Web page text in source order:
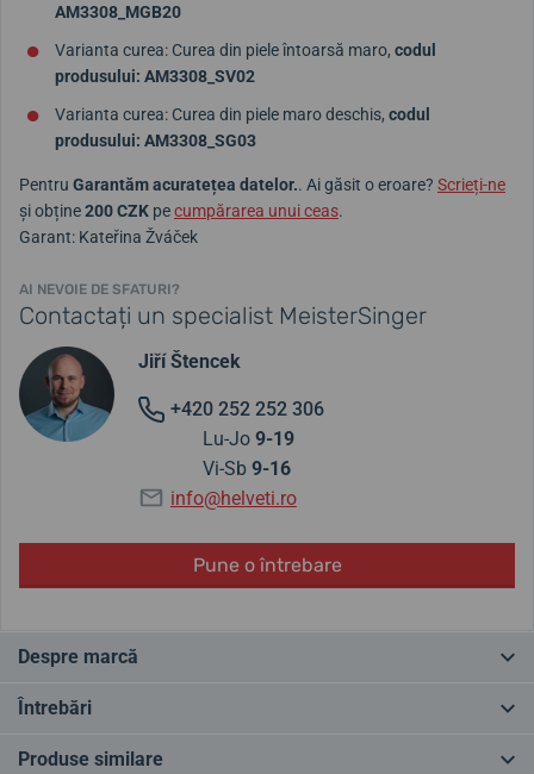
AM3308_MGB20
Varianta curea: Curea din piele întoarsă maro, codul
produsului: AM3308_SV02
Varianta curea: Curea din piele maro deschis, codul
produsului: AM3308_SG03
Pentru Garantăm acuratețea datelor.. Ai găsit o eroare? Scrieți-ne
și obține200 CZK pecumpărarea unui ceas.
Garant: Kateřina Žváček
AI NEVOIE DE SFATURI?
Contactați un specialist MeisterSinger
Jiří Štencek
+420 252 252 306
Lu-Jo 9-19
Vi-Sb 9-16
info@helveti.ro
Pune o întrebare
Despre marcă
Uită de ritmul rapid de astăzi, de ticăitul agitat sau de mișcarea lină
necesar. Dedică-ți toată atenția ritualului tău preferat și lasă timpul
Întrebări
Produse similare